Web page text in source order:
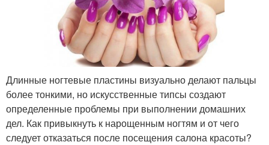
Длинные ногтевые пластины визуально делают пальцы
более тонкими, но искусственные типсы создают
определенные проблемы при выполнении домашних
дел. Как привыкнуть к нарощенным ногтям и от чего
следует отказаться после посещения салона красоты?